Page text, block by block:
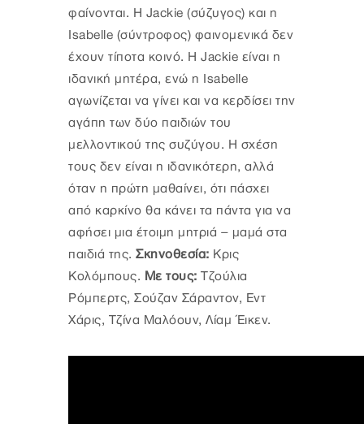
φαίνονται. Η Jackie (σύζυγος) και η
Isabelle (σύντροφος) φαινομενικά δεν
έχουν τίποτα κοινό. Η Jackie είναι η
ιδανική μητέρα, ενώ η Isabelle
αγωνίζεται να γίνει και να κερδίσει την
αγάπη των δύο παιδιών του
μελλοντικού της συζύγου. Η σχέση
τους δεν είναι η ιδανικότερη, αλλά
όταν η πρώτη μαθαίνει, ότι πάσχει
από καρκίνο θα κάνει τα πάντα για να
αφήσει μια έτοιμη μητριά – μαμά στα
παιδιά της. Σκηνοθεσία: Κρις
Κολόμπους. Με τους: Τζούλια
Ρόμπερτς, Σούζαν Σάραντον, Εντ
Χάρις, Τζίνα Μαλόουν, Λίαμ Έικεν.